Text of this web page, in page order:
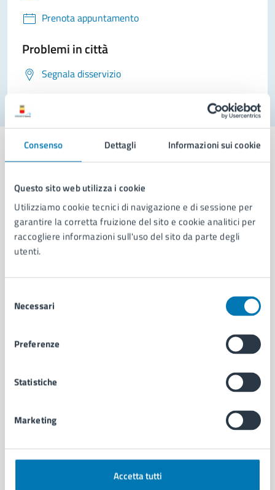
Consenso Dettagli Informazioni sui cookie
Questo sito web utilizza i cookie
Utilizziamo cookie tecnici di navigazione e di sessione per
garantire la corretta fruizione del sito e cookie analitici per
raccogliere informazioni sull'uso del sito da parte degli
utenti.
delNecessari
Preferenze
Statistiche
Marketing
Accetta tutti
Prenota appuntamento
Problemi in città
Segnala disservizio
Comune di Napoli
AMMINISTRAZIONE
Aree amministrative
Enti e fondazioni
Personale amministrativo
Ambiente
Autorizzazioni